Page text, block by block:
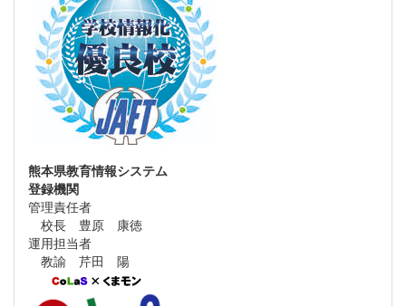
熊本県教育情報システム
登録機関
管理責任者
校長 豊原 康徳
運用担当者
教諭 芹田 陽